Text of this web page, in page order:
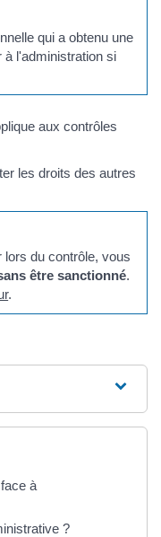
qui a obtenu une
à l'administration si
aux contrôles
les droits des autres
lors du contrôle, vous
être sanctionné.
.
à
?